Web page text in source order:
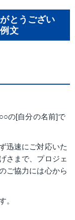
とうござい
文
の[自分の名前]で
迅速にご対応いた
さまで、プロジェ
ご協力には心から
。